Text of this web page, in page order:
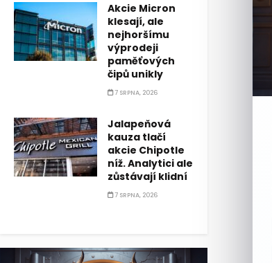
Akcie Micron
klesají, ale
nejhoršímu
výprodeji
paměťových
čipů unikly
7 SRPNA, 2026
Jalapeňová
kauza tlačí
akcie Chipotle
níž. Analytici ale
zůstávají klidní
7 SRPNA, 2026